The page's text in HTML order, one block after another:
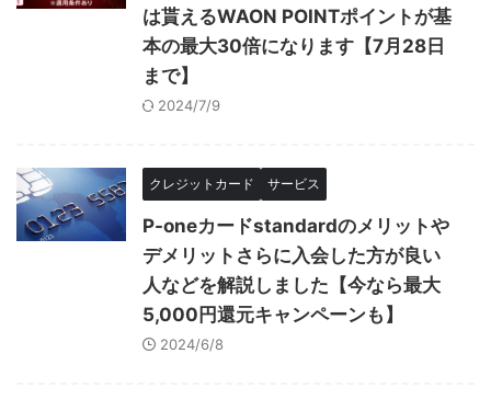
は貰えるWAON POINTポイントが基
本の最大30倍になります【7月28日
まで】
2024/7/9
クレジットカード サービス
P-oneカードstandardのメリットや
デメリットさらに入会した方が良い
人などを解説しました【今なら最大
5,000円還元キャンペーンも】
2024/6/8